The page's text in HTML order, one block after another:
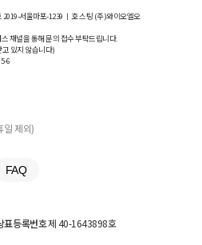
서울마포-1239 ㅣ 호스팅 (주)와이오엘오
채널을 통해 문의 접수 부탁드립니다.
있지 않습니다)
5-6
일 제외)
FAQ
표등록번호제 40-1643898호